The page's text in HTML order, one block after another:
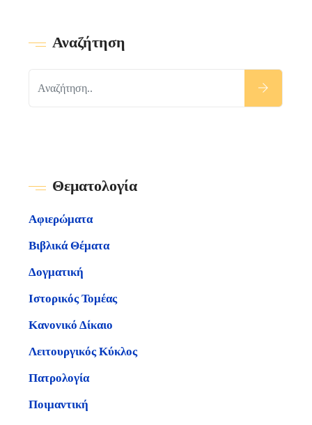
Αναζήτηση
Θεματολογία
Αφιερώματα
Βιβλικά Θέματα
Δογματική
Ιστορικός Τομέας
Κανονικό Δίκαιο
Λειτουργικός Κύκλος
Πατρολογία
Ποιμαντική